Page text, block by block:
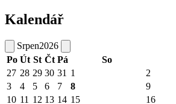
Kalendář
Srpen2026
Po Út St Čt Pá So
27 28 29 30 31 1
2
3
4 5 6 7 8
9
10 11 12 13 14 15
16